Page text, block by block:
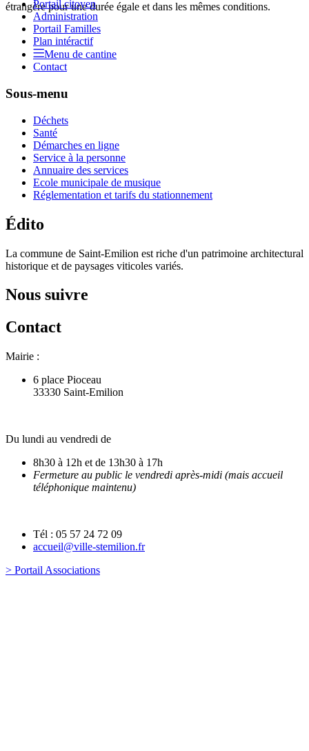
étrangère pour une durée égale et dans les mêmes conditions.
Portail citoyen
Administration
Portail Familles
Plan intéractif
Menu de cantine
Contact
Sous-menu
Déchets
Santé
Démarches en ligne
Service à la personne
Annuaire des services
Ecole municipale de musique
Réglementation et tarifs du stationnement
Édito
La commune de Saint-Emilion est riche d'un patrimoine architectural
historique et de paysages viticoles variés.
Nous suivre
Contact
Mairie :
6 place Pioceau
33330 Saint-Emilion
Du lundi au vendredi de
8h30 à 12h et de 13h30 à 17h
Fermeture au public le vendredi après-midi (mais accueil
téléphonique maintenu)
Tél : 05 57 24 72 09
accueil@ville-stemilion.fr
> Portail Associations